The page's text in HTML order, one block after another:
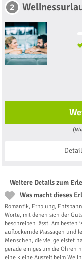
2
Weitere Details zum
Was macht dieses
Romantik, Erholung,
Worte, mit denen sich der
beschreiben lässt. Am besten
auflockernde Massagen und
Menschen, die viel geleistet
gerade einiges um die Ohren
eine kleine Auszeit beim